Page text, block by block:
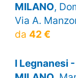
MILANO,
Via A.
da 42 €
I Legnanesi